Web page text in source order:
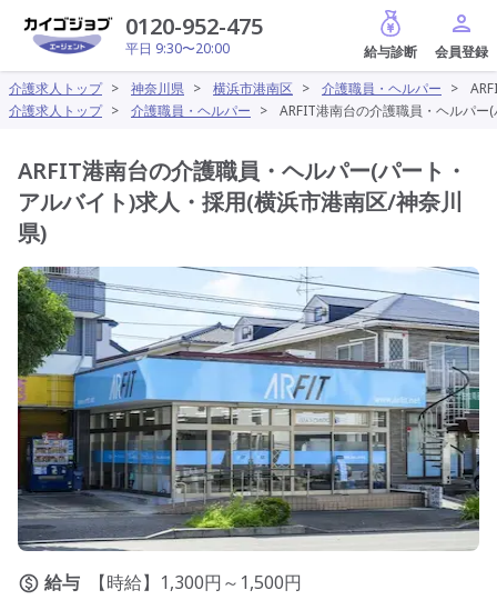
0120-952-475
平日 9:30〜20:00
給与診断
介護求人トップ > 神奈川県 > 横浜市港南区 > 介護職員・ヘルパー >
介護求人トップ > 介護職員・ヘルパー > ARFIT港南台の介護職員・ヘルパ
ARFIT港南台の介護職員・ヘルパー(パート・
アルバイト)求人・採用(横浜市港南区/神奈川
県)
給与
【時給】1,300円～1,500円